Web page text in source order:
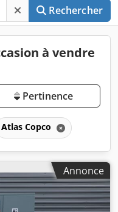
Rechercher
à vendre
Pertinence
Atlas Copco
Annonce